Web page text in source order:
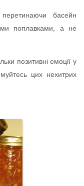
басейн
поплавками, а не
позитивні емоції у
цих нехитрих